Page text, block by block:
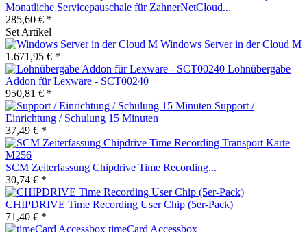
Monatliche Servicepauschale für ZahnerNetCloud...
285,60 € *
Set Artikel
Windows Server in der Cloud M
1.671,95 € *
Lohnübergabe
Addon für Lexware - SCT00240
950,81 € *
Support /
Einrichtung / Schulung 15 Minuten
37,49 € *
SCM Zeiterfassung Chipdrive Time Recording...
30,74 € *
CHIPDRIVE Time Recording User Chip (5er-Pack)
71,40 € *
timeCard Accessbox